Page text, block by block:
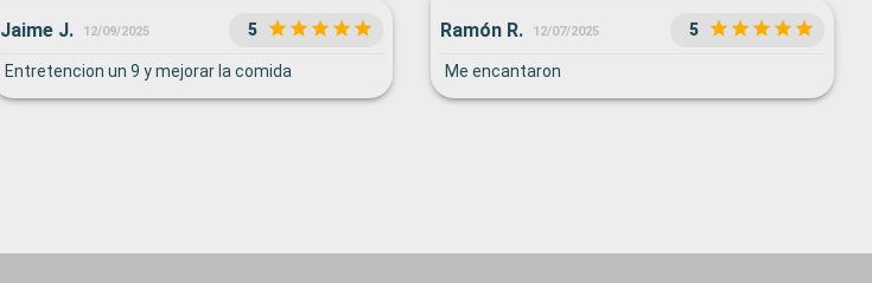
Jaime J. 12/09/2025 5
Entretencion un 9 y mejorar la comida
Ramón R. 12/07/2025 5
Me encantaron